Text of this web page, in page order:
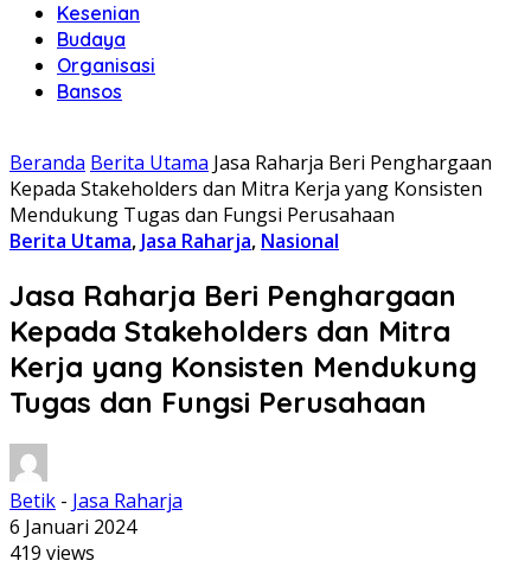
Kesenian
Budaya
Organisasi
Bansos
Beranda Berita Utama Jasa Raharja Beri Penghargaan
Kepada Stakeholders dan Mitra Kerja yang Konsisten
Mendukung Tugas dan Fungsi Perusahaan
Berita Utama, Jasa Raharja, Nasional
Jasa Raharja Beri Penghargaan
Kepada Stakeholders dan Mitra
Kerja yang Konsisten Mendukung
Tugas dan Fungsi Perusahaan
Betik - Jasa Raharja
6 Januari 2024
419 views